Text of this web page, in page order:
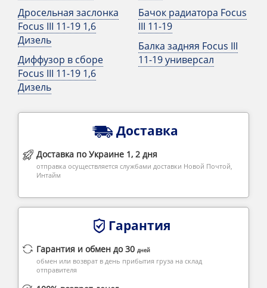
Дросельная заслонка
Focus III 11-19 1,6
Дизель
Диффузор в сборе
Focus III 11-19 1,6
Дизель
Бачок радиатора Focus
III 11-19
Балка задняя Focus III
11-19 универсал
Доставка
Доставка по Украине 1, 2 дня
отправка осуществляется службами доставки Новой Почтой,
Интайм
Гарантия
Гарантия и обмен до 30 дней
обмен или возврат в день прибытия груза на склад
отправителя